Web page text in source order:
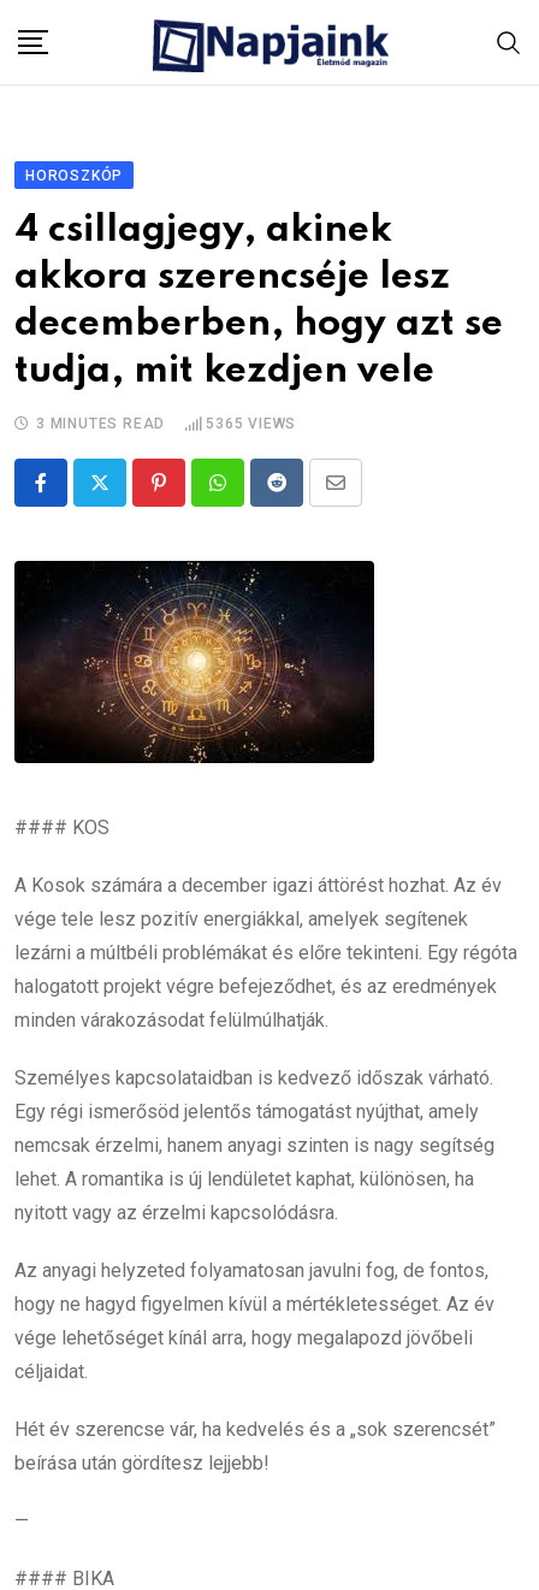
HOROSZKÓP
4 csillagjegy, akinek
akkora szerencséje lesz
decemberben, hogy azt se
tudja, mit kezdjen vele
3 MINUTES READ 5365 VIEWS
PinterestWhatsappRedditShare
Email
#### KOS
A Kosok számára a december igazi áttörést hozhat. Az év
vége tele lesz pozitív energiákkal, amelyek segítenek
lezárni a múltbéli problémákat és előre tekinteni. Egy régóta
halogatott projekt végre befejeződhet, és az eredmények
minden várakozásodat felülmúlhatják.
Személyes kapcsolataidban is kedvező időszak várható.
Egy régi ismerősöd jelentős támogatást nyújthat, amely
nemcsak érzelmi, hanem anyagi szinten is nagy segítség
lehet. A romantika is új lendületet kaphat, különösen, ha
nyitott vagy az érzelmi kapcsolódásra.
Az anyagi helyzeted folyamatosan javulni fog, de fontos,
hogy ne hagyd figyelmen kívül a mértékletességet. Az év
vége lehetőséget kínál arra, hogy megalapozd jövőbeli
céljaidat.
Hét év szerencse vár, ha kedvelés és a „sok szerencsét”
beírása után gördítesz lejjebb!
—
#### BIKA